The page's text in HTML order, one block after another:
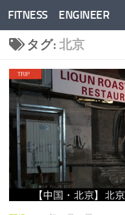
コンテンツへスキップ
FITNESS ENGINEER
タグ: 北京